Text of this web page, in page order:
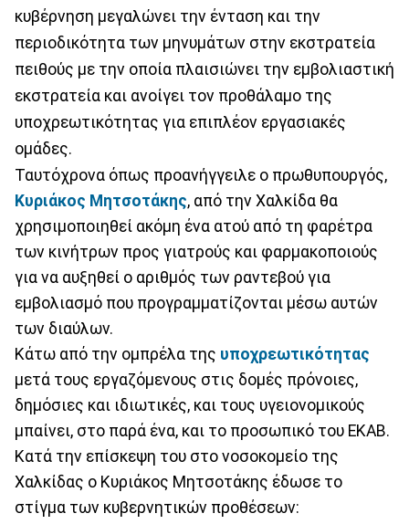
κυβέρνηση μεγαλώνει την ένταση και την
περιοδικότητα των μηνυμάτων στην εκστρατεία
πειθούς με την οποία πλαισιώνει την εμβολιαστική
εκστρατεία και ανοίγει τον προθάλαμο της
υποχρεωτικότητας για επιπλέον εργασιακές
ομάδες.
Ταυτόχρονα όπως προανήγγειλε ο πρωθυπουργός,
Κυριάκος Μητσοτάκης, από την Χαλκίδα θα
χρησιμοποιηθεί ακόμη ένα ατού από τη φαρέτρα
των κινήτρων προς γιατρούς και φαρμακοποιούς
για να αυξηθεί ο αριθμός των ραντεβού για
εμβολιασμό που προγραμματίζονται μέσω αυτών
των διαύλων.
Κάτω από την ομπρέλα της υποχρεωτικότητας
μετά τους εργαζόμενους στις δομές πρόνοιες,
δημόσιες και ιδιωτικές, και τους υγειονομικούς
μπαίνει, στο παρά ένα, και το προσωπικό του ΕΚΑΒ.
Κατά την επίσκεψη του στο νοσοκομείο της
Χαλκίδας ο Κυριάκος Μητσοτάκης έδωσε το
στίγμα των κυβερνητικών προθέσεων: